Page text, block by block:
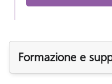
Formazione e